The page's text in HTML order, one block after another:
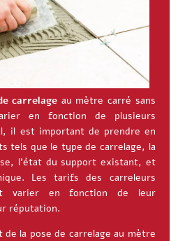
carrelage au mètre carré sans
en fonction de plusieurs
il est important de prendre en
tels que le type de carrelage, la
l’état du support existant, et
Les tarifs des carreleurs
varier en fonction de leur
réputation.
de la pose de carrelage au mètre